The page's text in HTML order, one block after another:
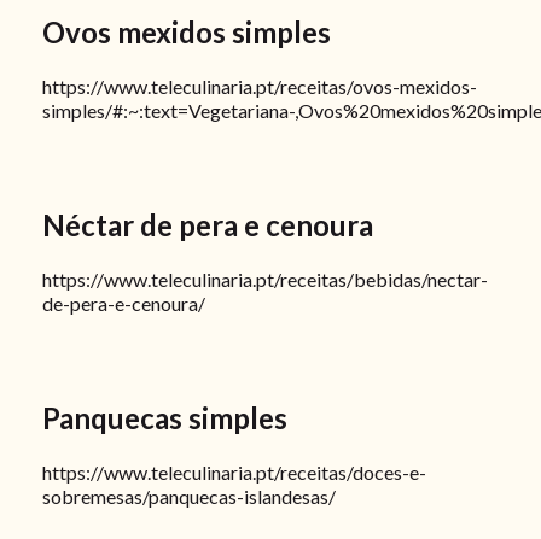
Ovos mexidos simples
https://www.teleculinaria.pt/receitas/ovos-mexidos-
simples/#:~:text=Vegetariana-
Néctar de pera e cenoura
https://www.teleculinaria.pt/receitas/bebidas/nectar-
de-pera-e-cenoura/
Panquecas simples
https://www.teleculinaria.pt/receitas/doces-e-
sobremesas/panquecas-islandesas/